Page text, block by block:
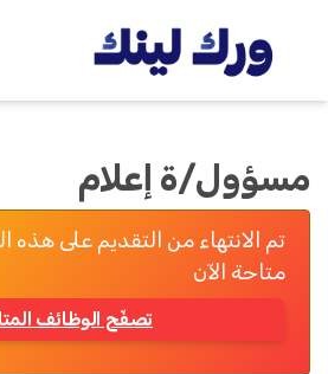
مسؤول/ة إعلام
تم الانتهاء من التقديم على
متاحة الآن
تصفّح الوظائف